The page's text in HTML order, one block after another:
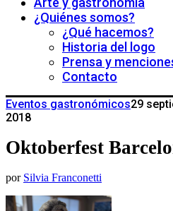
¿Quiénes somos?
¿Qué hacemos?
Historia del logo
Prensa y
Contacto
Eventos gastronómicos29
2018
Oktoberfest
por Silvia Franconetti